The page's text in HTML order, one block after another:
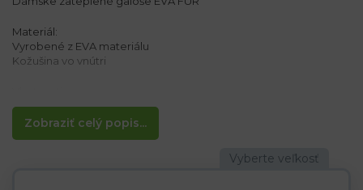
Zobraziť celý popis...
Materiál:
Vyrobené z EVA materiálu
Kožušina vo vnútri
– EVA zabezpečuje pružnosť
– Ľahké čistenie
– Zateplená obuv